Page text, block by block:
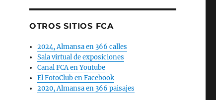
OTROS SITIOS FCA
2024, Almansa en 366 calles
Sala virtual de exposiciones
Canal FCA en Youtube
El FotoClub en Facebook
2020, Almansa en 366 paisajes